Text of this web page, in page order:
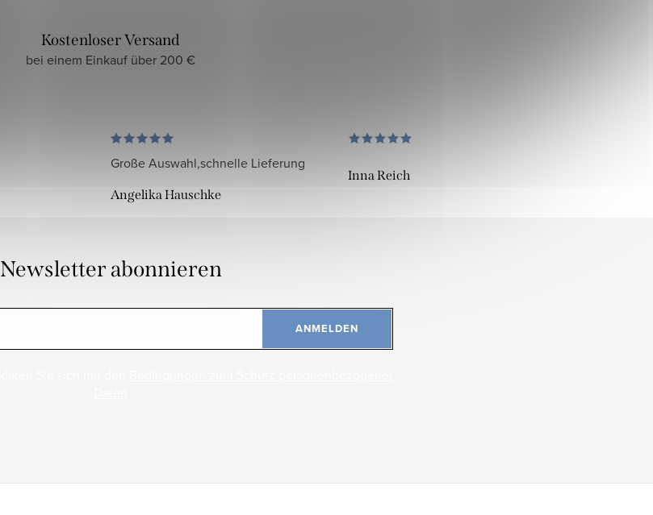
Kostenloser Versand
bei einem Einkauf über 200 €
Große Auswahl,schnelle Lieferung
Angelika Hauschke
Inna Reich
Newsletter abonnieren
ANMELDEN